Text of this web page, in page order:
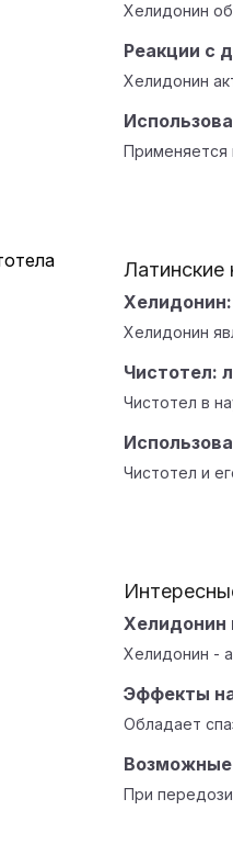
Хелидонин
Реакции с
Хелидонин
Применяется
Латинские
Хелидонин
Чистотел:
Чистотел в
Чистотел и
Хелидонин
Хелидонин -
Эффекты
Обладает
При